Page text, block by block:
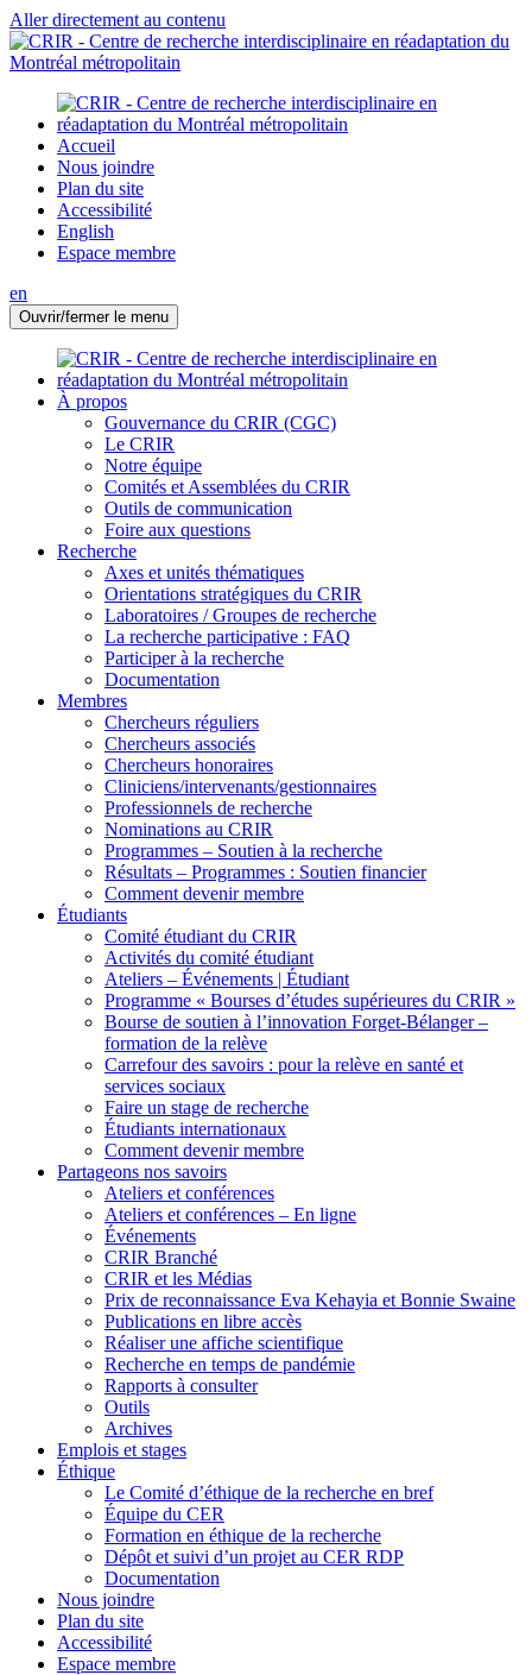
Aller directement au contenu
Accueil
Nous joindre
Plan du site
Accessibilité
English
Espace membre
en
Ouvrir/fermer le menu
À propos
Gouvernance du CRIR (CGC)
Le CRIR
Notre équipe
Comités et Assemblées du CRIR
Outils de communication
Foire aux questions
Recherche
Axes et unités thématiques
Orientations stratégiques du CRIR
Laboratoires / Groupes de recherche
La recherche participative : FAQ
Participer à la recherche
Documentation
Membres
Chercheurs réguliers
Chercheurs associés
Chercheurs honoraires
Cliniciens/intervenants/gestionnaires
Professionnels de recherche
Nominations au CRIR
Programmes – Soutien à la recherche
Résultats – Programmes : Soutien financier
Comment devenir membre
Étudiants
Comité étudiant du CRIR
Activités du comité étudiant
Ateliers – Événements | Étudiant
Programme « Bourses d’études supérieures du CRIR »
Bourse de soutien à l’innovation Forget-Bélanger –
formation de la relève
Carrefour des savoirs : pour la relève en santé et
services sociaux
Faire un stage de recherche
Étudiants internationaux
Comment devenir membre
Partageons nos savoirs
Ateliers et conférences
Ateliers et conférences – En ligne
Événements
CRIR Branché
CRIR et les Médias
Prix de reconnaissance Eva Kehayia et Bonnie Swaine
Publications en libre accès
Réaliser une affiche scientifique
Recherche en temps de pandémie
Rapports à consulter
Outils
Archives
Emplois et stages
Éthique
Le Comité d’éthique de la recherche en bref
Équipe du CER
Formation en éthique de la recherche
Dépôt et suivi d’un projet au CER RDP
Documentation
Nous joindre
Plan du site
Accessibilité
Espace membre